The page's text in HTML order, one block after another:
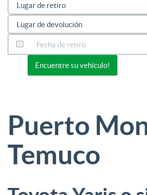
Encuentre su vehículo!
Puerto
Temuco